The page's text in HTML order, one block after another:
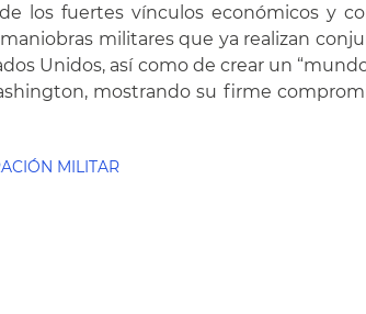
los fuertes vínculos económicos y
militares que ya realizan
Unidos, así como de crear un
mostrando su firme
MILITAR